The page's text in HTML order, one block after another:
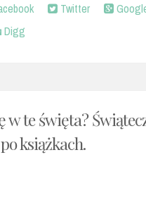
Twitter
Digg
w te święta?
książkach.